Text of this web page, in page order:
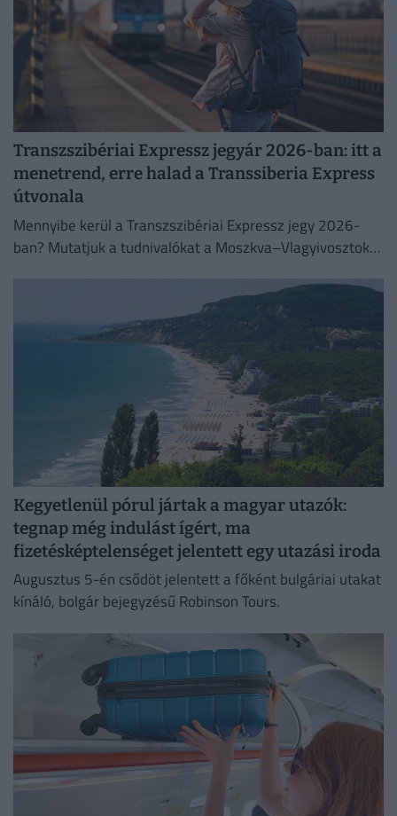
Transzszibériai Expressz jegyár 2026-ban: itt a
menetrend, erre halad a Transsiberia Express
útvonala
Mennyibe kerül a Transzszibériai Expressz jegy 2026-
ban? Mutatjuk a tudnivalókat a Moszkva–Vlagyivosztok
Kegyetlenül pórul jártak a magyar utazók:
tegnap még indulást ígért, ma
fizetésképtelenséget jelentett egy utazási iroda
Augusztus 5-én csődöt jelentett a főként bulgáriai utakat
kínáló, bolgár bejegyzésű Robinson Tours.